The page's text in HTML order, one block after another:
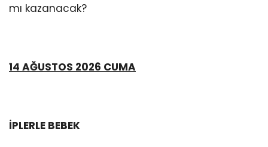
mı kazanacak?
14 AĞUSTOS 2026 CUMA
İPLERLE BEBEK